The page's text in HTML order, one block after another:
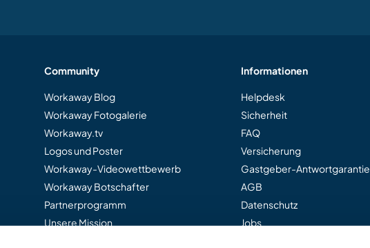
Community
Workaway Blog
Workaway Fotogalerie
Workaway.tv
Logos und Poster
Workaway-Videowettbewerb
Workaway Botschafter
Partnerprogramm
Unsere Mission
Informationen
Helpdesk
Sicherheit
FAQ
Versicherung
Gastgeber-Antwortgarantie
AGB
Datenschutz
Jobs